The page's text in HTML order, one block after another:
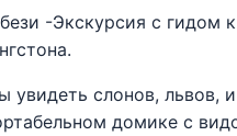
-Экскурсия с гидом
увидеть слонов, львов,
домике с